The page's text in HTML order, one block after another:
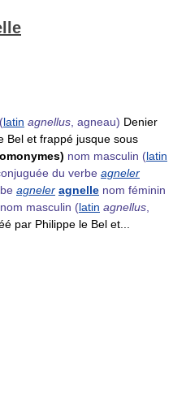
(latin agnellus , agneau) Denier
Bel et frappé jusque sous
nom masculin (latin
du verbe agneler
agneler agnelle nom féminin
nom masculin (latin agnellus
par Philippe le Bel et...